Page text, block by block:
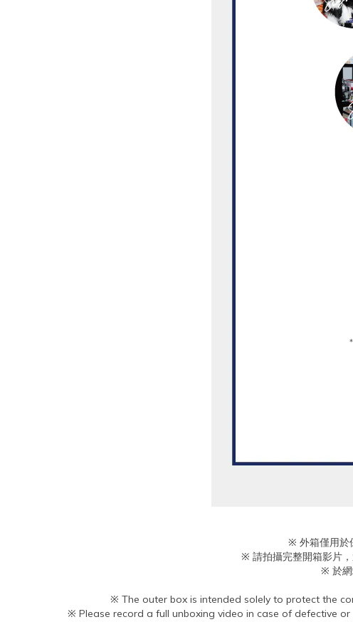
※ 外箱僅用於
※ 請拍攝完整開箱影片
※ 於網
※ The outer box is intended solely to protect the
※ Please record a full unboxing video in case of defective